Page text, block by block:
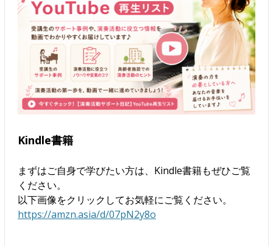
Kindle書籍
まずはご自身で学びたい方は、Kindle書籍もぜひご覧
ください。
以下画像をクリックしてお気軽にご覧ください。
https://amzn.asia/d/07pN2y8o